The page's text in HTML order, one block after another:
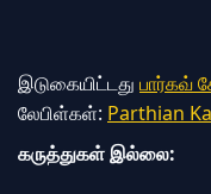
இடுகையிட்டது பார்கவ்
லேபிள்கள்: Parthian
கருத்துகள் இல்லை: